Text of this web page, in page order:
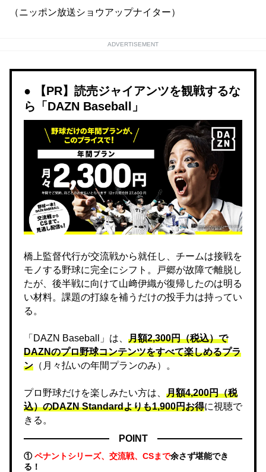
（ニッポン放送ショウアップナイター）
ADVERTISEMENT
【PR】読売ジャイアンツを観戦するな
ら「DAZN Baseball」
橋上監督代行が交流戦から就任し、チームは接戦を
モノする野球に完全にシフト。戸郷が故障で離脱し
たが、後半戦に向けて山﨑伊織が復帰したのは明る
い材料。課題の打線を補うだけの投手力は持ってい
る。
「DAZN Baseball」は、 月額2,300円（税込）で
DAZNのプロ野球コンテンツをすべて楽しめるプラ
ン （月々払いの年間プランのみ）。
プロ野球だけを楽しみたい方は、 月額4,200円（税
込）のDAZN Standard​よりも1,900円お得に視聴で
きる。
POINT
①ペナントシリーズ、交流戦、CSまで余さず堪能でき
る！